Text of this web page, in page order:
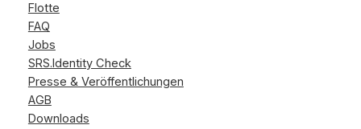
Flotte
FAQ
Jobs
SRS.Identity Check
Presse & Veröffentlichungen
AGB
Downloads